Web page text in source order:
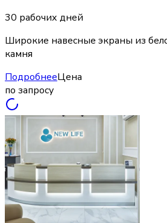
30 рабочих дней
Широкие навесные экраны из
камня
ПодробнееЦена
по запросу